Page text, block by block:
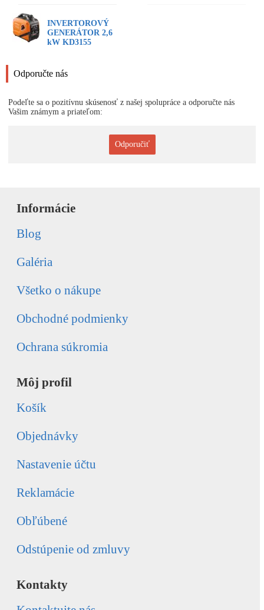
INVERTOROVÝ
GENERÁTOR 2,6
kW KD3155
Odporučte nás
Podeľte sa o pozitívnu skúsenosť z našej spolupráce a odporučte nás
Vašim známym a priateľom:
Odporučiť
Informácie
Blog
Galéria
Všetko o nákupe
Obchodné podmienky
Ochrana súkromia
Môj profil
Košík
Objednávky
Nastavenie účtu
Reklamácie
Obľúbené
Odstúpenie od zmluvy
Kontakty